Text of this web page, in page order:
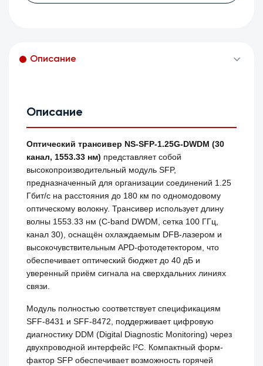
Описание
Описание
Оптический трансивер NS-SFP-1.25G-DWDM (30
канал, 1553.33 нм) представляет собой
высокопроизводительный модуль SFP,
предназначенный для организации соединений 1.25
Гбит/с на расстояния до 180 км по одномодовому
оптическому волокну. Трансивер использует длину
волны 1553.33 нм (C-band DWDM, сетка 100 ГГц,
канал 30), оснащён охлаждаемым DFB-лазером и
высокочувствительным APD-фотодетектором, что
обеспечивает оптический бюджет до 40 дБ и
уверенный приём сигнала на сверхдальних линиях
связи.
Модуль полностью соответствует спецификациям
SFF-8431 и SFF-8472, поддерживает цифровую
диагностику DDM (Digital Diagnostic Monitoring) через
двухпроводной интерфейс I²C. Компактный форм-
фактор SFP обеспечивает возможность горячей